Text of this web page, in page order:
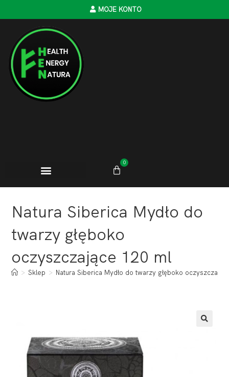
MOJE KONTO
0
Natura Siberica Mydło do
twarzy głęboko
oczyszczające 120 ml
> Sklep > Natura Siberica Mydło do twarzy głęboko